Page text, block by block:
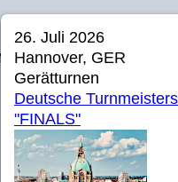
26. Juli 2026
Hannover, GER
Gerätturnen
Deutsche
"FINALS"